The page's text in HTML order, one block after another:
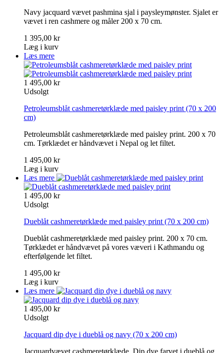
Navy jacquard vævet pashmina sjal i paysleymønster. Sjalet er
vævet i ren cashmere og måler 200 x 70 cm.
1 395,00 kr
Læg i kurv
Læs mere
1 495,00 kr
Udsolgt
Petroleumsblåt cashmeretørklæde med paisley print (70 x 200
cm)
Petroleumsblåt cashmeretørklæde med paisley print. 200 x 70
cm. Tørklædet er håndvævet i Nepal og let filtet.
1 495,00 kr
Læg i kurv
Læs mere
1 495,00 kr
Udsolgt
Dueblåt cashmeretørklæde med paisley print (70 x 200 cm)
Dueblåt cashmeretørklæde med paisley print. 200 x 70 cm.
Tørklædet er håndvævet på vores væveri i Kathmandu og
efterfølgende let filtet.
1 495,00 kr
Læg i kurv
Læs mere
1 495,00 kr
Udsolgt
Jacquard dip dye i dueblå og navy (70 x 200 cm)
Jacquardvævet cashmeretørklæde. Dip dye farvet i dueblå og